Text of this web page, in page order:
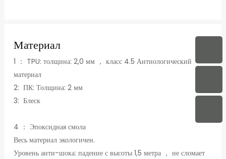
Материал
1 ： TPU: толщина: 2,0 мм ， класс 4.5 Антиологический
материал
2: ПК: Толщина: 2 мм
3: Блеск
4 ： Эпоксидная смола
Весь материал экологичен.
Уровень анти-шока: падение с высоты 1,5 метра ， не сломает